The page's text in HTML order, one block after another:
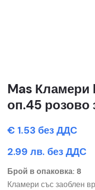
Mas
оп.45 розово
€ 1.53 без ДДС
2.99 лв. без ДДС
Брой в опаковка: 8
Кламери със заоблен